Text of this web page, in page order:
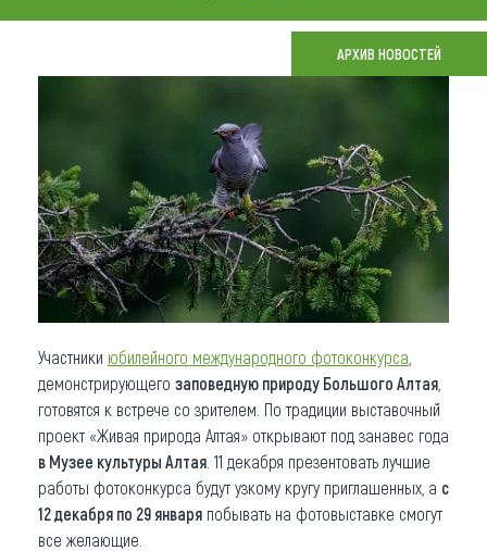
Карта
Что привезти (сувениры)
О регионе
Коллекция впечатлений
Другие рубрики
АРХИВ НОВОСТЕЙ
Участники юбилейного международного фотоконкурса
демонстрирующего заповедную природу Большого Алтая
готовятся к встрече со зрителем. По традиции выставочный
проект «Живая природа Алтая» открывают под занавес года
в Музее культуры Алтая . 11 декабря презентовать лучшие
работы фотоконкурса будут узкому кругу приглашенных, а с
12 декабря по 29 января побывать на фотовыставке смогут
все желающие.